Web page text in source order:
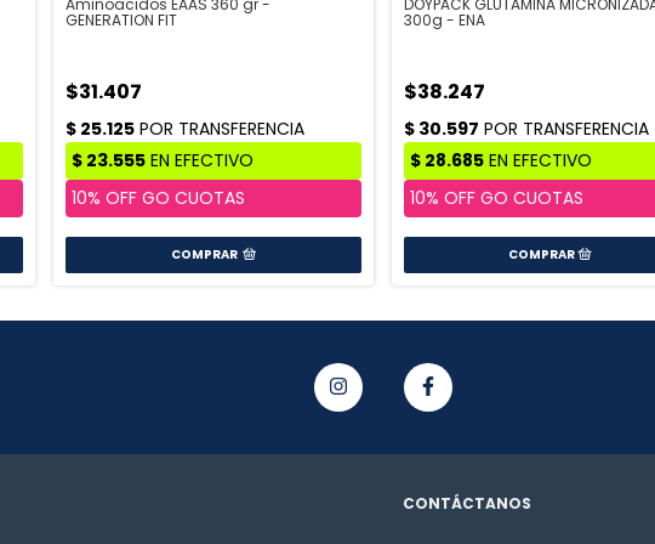
GENERATION FIT
$31.407
COMPRAR
300g - ENA
$38.247
CONTÁCTANOS